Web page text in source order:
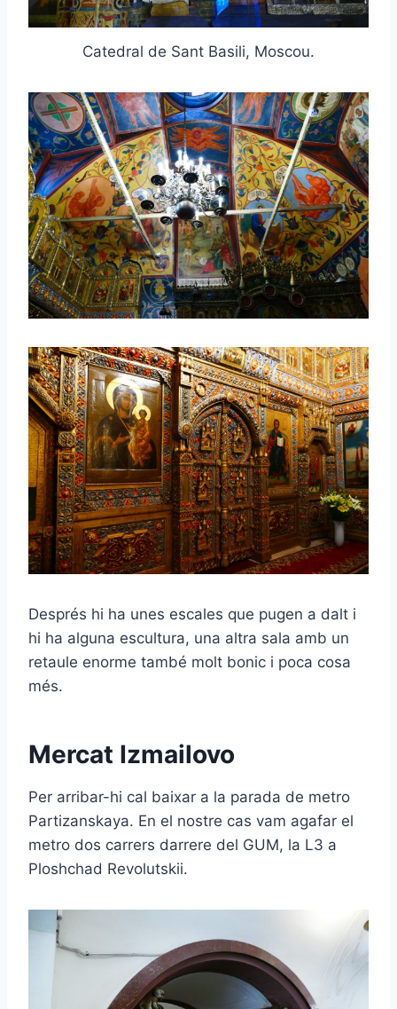
Catedral de Sant Basili, Moscou.
Després hi ha unes escales que pugen a dalt i
hi ha alguna escultura, una altra sala amb un
retaule enorme també molt bonic i poca cosa
més.
Mercat Izmailovo
Per arribar-hi cal baixar a la parada de metro
Partizanskaya. En el nostre cas vam agafar el
metro dos carrers darrere del GUM, la L3 a
Ploshchad Revolutskii.